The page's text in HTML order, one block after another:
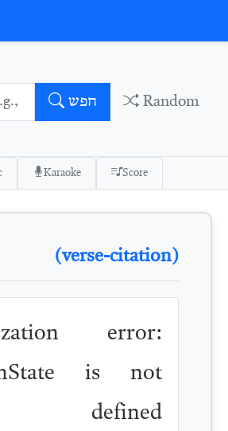
חפש Random
Karaoke Score
(verse-citation)
error:
is not
defined